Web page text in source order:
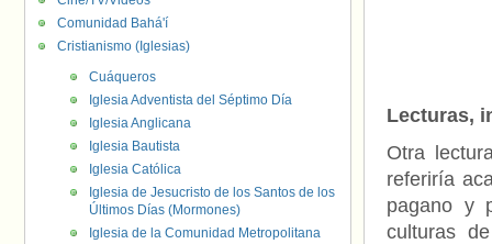
Lecturas,
Otra
referiría
pagano y
culturas
Comunidad Bahá'í
Cristianismo (Iglesias)
Cuáqueros
Iglesia Adventista del Séptimo Día
Iglesia Anglicana
Iglesia Bautista
Iglesia Católica
Iglesia de Jesucristo de los Santos de los
Últimos Días (Mormones)
Iglesia de la Comunidad Metropolitana